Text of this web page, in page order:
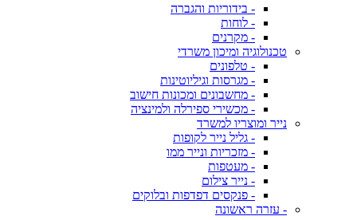
- בידוריות והגברה
- לוחות
- מקרנים
טכנולוגיה ומיכון משרדי
- טלפונים
- מגרסות וגיליוטינות
- מחשבונים ומכונות חישוב
- מכשירי ספירלה ולמינציה
נייר ומוצריו למשרד
- גליל נייר לקופות
- מזכריות ונייר ממו
- מעטפות
- נייר צילום
- פנקסים דפדפות ובלוקים
- עזרה ראשונה